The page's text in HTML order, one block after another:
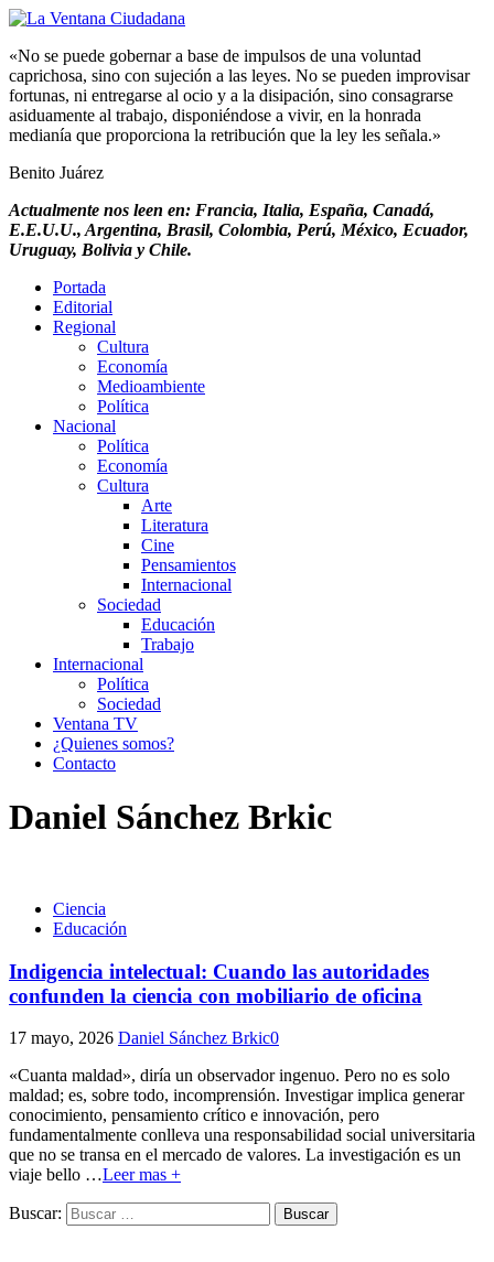
«No se puede gobernar a base de impulsos de una voluntad
caprichosa, sino con sujeción a las leyes. No se pueden improvisar
fortunas, ni entregarse al ocio y a la disipación, sino consagrarse
asiduamente al trabajo, disponiéndose a vivir, en la honrada
medianía que proporciona la retribución que la ley les señala.»
Benito Juárez
Actualmente nos leen en: Francia, Italia, España, Canadá,
E.E.U.U., Argentina, Brasil, Colombia, Perú, México, Ecuador,
Uruguay, Bolivia y Chile.
Portada
Editorial
Regional
Cultura
Economía
Medioambiente
Política
Nacional
Política
Economía
Cultura
Arte
Literatura
Cine
Pensamientos
Internacional
Sociedad
Educación
Trabajo
Internacional
Política
Sociedad
Ventana TV
¿Quienes somos?
Contacto
Daniel Sánchez Brkic
Ciencia
Educación
Indigencia intelectual: Cuando las autoridades
confunden la ciencia con mobiliario de oficina
17 mayo, 2026 Daniel Sánchez Brkic0
«Cuanta maldad», diría un observador ingenuo. Pero no es solo
maldad; es, sobre todo, incomprensión. Investigar implica generar
conocimiento, pensamiento crítico e innovación, pero
fundamentalmente conlleva una responsabilidad social universitaria
que no se transa en el mercado de valores. La investigación es un
viaje bello …Leer mas +
Buscar: